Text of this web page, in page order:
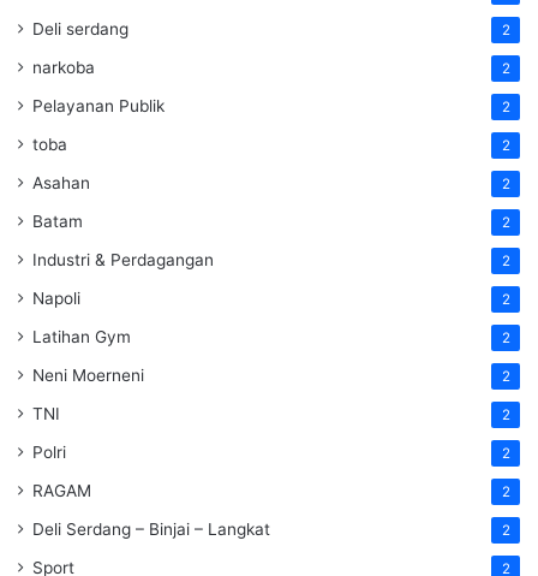
Deli serdang 2
narkoba 2
Pelayanan Publik 2
toba 2
Asahan 2
Batam 2
Industri & Perdagangan 2
Napoli 2
Latihan Gym 2
Neni Moerneni 2
TNI 2
Polri 2
RAGAM 2
Deli Serdang – Binjai – Langkat 2
Sport 2